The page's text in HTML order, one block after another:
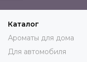
Каталог
Ароматы для дома
Для автомобиля